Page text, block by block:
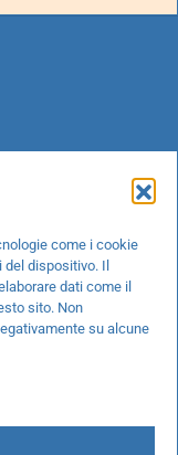
come i cookie
dispositivo. Il
dati come il
sito. Non
su alcune